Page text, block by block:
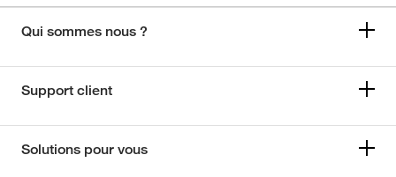
Qui sommes nous ?
Support client
Solutions pour vous